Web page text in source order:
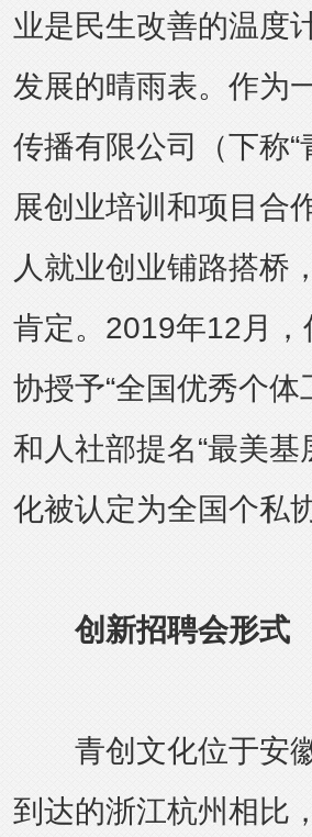
业是民生改善的温度
发展的晴雨表。作为
传播有限公司（下称
展创业培训和项目合
人就业创业铺路搭桥
肯定。2019年12月
协授予“全国优秀个
和人社部提名“最美
化被认定为全国个私
创新招聘会形式
青创文化位于安徽
到达的浙江杭州相比